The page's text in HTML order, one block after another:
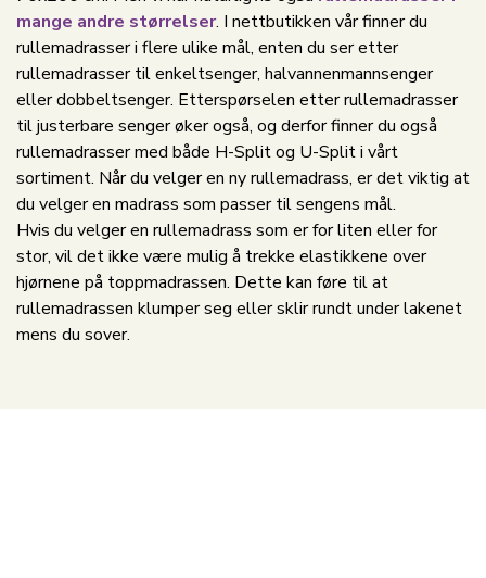
mange andre størrelser. I nettbutikken vår finner du
rullemadrasser i flere ulike mål, enten du ser etter
rullemadrasser til enkeltsenger, halvannenmannsenger
eller dobbeltsenger. Etterspørselen etter rullemadrasser
til justerbare senger øker også, og derfor finner du også
rullemadrasser med både H-Split og U-Split i vårt
sortiment. Når du velger en ny rullemadrass, er det viktig at
du velger en madrass som passer til sengens mål.
Hvis du velger en rullemadrass som er for liten eller for
stor, vil det ikke være mulig å trekke elastikkene over
hjørnene på toppmadrassen. Dette kan føre til at
rullemadrassen klumper seg eller sklir rundt under lakenet
mens du sover.